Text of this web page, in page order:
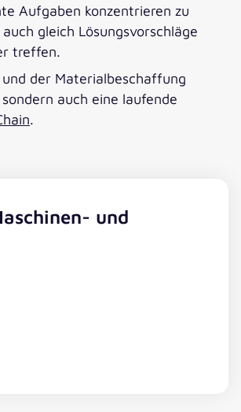
Aufgaben konzentrieren zu
gleich Lösungsvorschläge
treffen.
der Materialbeschaffung
auch eine laufende
.
und